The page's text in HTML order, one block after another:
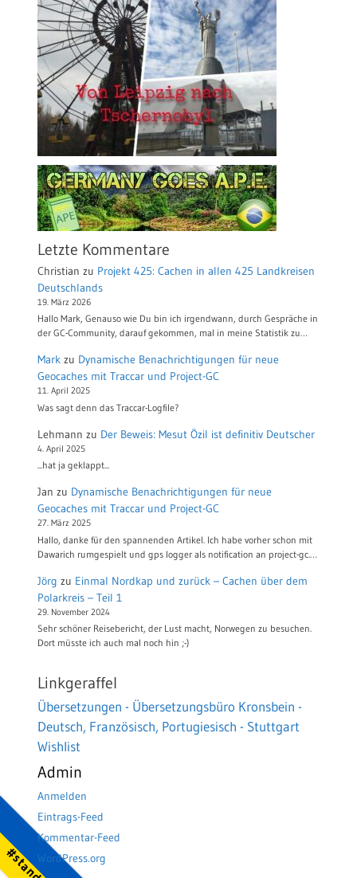
Letzte Kommentare
Christian zu Projekt 425: Cachen in allen 425 Landkreisen
Deutschlands
19. März 2026
Hallo Mark, Genauso wie Du bin ich irgendwann, durch Gespräche in
der GC-Community, darauf gekommen, mal in meine Statistik zu…
Mark zu Dynamische Benachrichtigungen für neue
Geocaches mit Traccar und Project-GC
11. April 2025
Was sagt denn das Traccar-Logfile?
Lehmann zu Der Beweis: Mesut Özil ist definitiv Deutscher
4. April 2025
...hat ja geklappt...
Jan zu Dynamische Benachrichtigungen für neue
Geocaches mit Traccar und Project-GC
27. März 2025
Hallo, danke für den spannenden Artikel. Ich habe vorher schon mit
Dawarich rumgespielt und gps logger als notification an project-gc.…
Jörg zu Einmal Nordkap und zurück – Cachen über dem
Polarkreis – Teil 1
29. November 2024
Sehr schöner Reisebericht, der Lust macht, Norwegen zu besuchen.
Dort müsste ich auch mal noch hin ;-)
Linkgeraffel
Übersetzungen - Übersetzungsbüro Kronsbein -
Deutsch, Französisch, Portugiesisch - Stuttgart
Wishlist
Admin
Anmelden
Eintrags-Feed
Kommentar-Feed
WordPress.org